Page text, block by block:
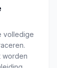
volledige
worden